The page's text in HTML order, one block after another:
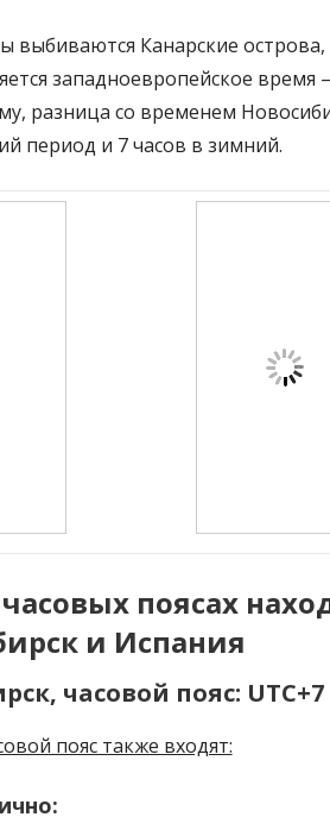
выбиваются Канарские острова,
западноевропейское время
разница со временем
период и 7 часов в зимний.
поясах
и Испания
часовой пояс: UTC+7
пояс также входят: